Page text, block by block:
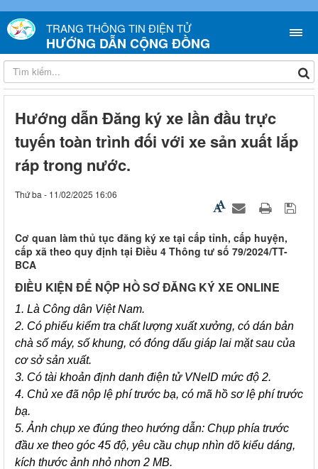
TRANG THÔNG TIN ĐIỆN TỬ
HƯỚNG DẪN CỘNG ĐỒNG
Hướng dẫn Đăng ký xe lần đầu trực
tuyến toàn trình đối với xe sản xuất lắp
ráp trong nước.
Thứ ba - 11/02/2025 16:06
Cơ quan làm thủ tục đăng ký xe tại cấp tỉnh, cấp huyện,
cấp xã theo quy định tại Điều 4 Thông tư số 79/2024/TT-
BCA
ĐIỀU KIỆN ĐỂ NỘP HỒ SƠ ĐĂNG KÝ XE ONLINE
1. Là Công dân Việt Nam.
2. Có phiếu kiểm tra chất lượng xuất xưởng, có dán bản
chà số máy, số khung, có đóng dấu giáp lai mặt sau của
cơ sở sản xuất.
3. Có tài khoản định danh điện tử VNeID mức độ 2.
4. Chủ xe đã nộp lệ phí trước bạ, có mã hồ sơ lệ phí trước
bạ.
5. Ảnh chụp xe đúng theo hướng dẫn: Chụp phía trước
đầu xe theo góc 45 độ, yêu cầu chụp nhìn dõ kiểu dáng,
kích thước ảnh nhỏ nhơn 2 MB.